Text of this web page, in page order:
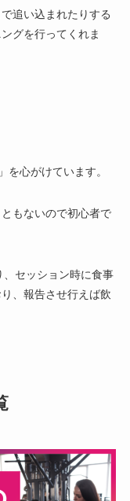
追い込まれたりする
グを行ってくれま
を心がけています。
もないので初心者で
セッション時に食事
、報告させ行えば飲